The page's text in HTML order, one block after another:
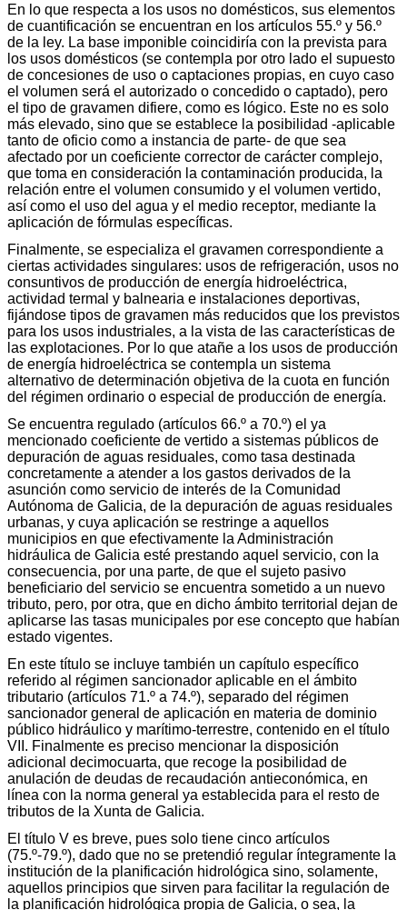
En lo que respecta a los usos no domésticos, sus elementos
de cuantificación se encuentran en los artículos 55.º y 56.º
de la ley. La base imponible coincidiría con la prevista para
los usos domésticos (se contempla por otro lado el supuesto
de concesiones de uso o captaciones propias, en cuyo caso
el volumen será el autorizado o concedido o captado), pero
el tipo de gravamen difiere, como es lógico. Este no es solo
más elevado, sino que se establece la posibilidad -aplicable
tanto de oficio como a instancia de parte- de que sea
afectado por un coeficiente corrector de carácter complejo,
que toma en consideración la contaminación producida, la
relación entre el volumen consumido y el volumen vertido,
así como el uso del agua y el medio receptor, mediante la
aplicación de fórmulas específicas.
Finalmente, se especializa el gravamen correspondiente a
ciertas actividades singulares: usos de refrigeración, usos no
consuntivos de producción de energía hidroeléctrica,
actividad termal y balnearia e instalaciones deportivas,
fijándose tipos de gravamen más reducidos que los previstos
para los usos industriales, a la vista de las características de
las explotaciones. Por lo que atañe a los usos de producción
de energía hidroeléctrica se contempla un sistema
alternativo de determinación objetiva de la cuota en función
del régimen ordinario o especial de producción de energía.
Se encuentra regulado (artículos 66.º a 70.º) el ya
mencionado coeficiente de vertido a sistemas públicos de
depuración de aguas residuales, como tasa destinada
concretamente a atender a los gastos derivados de la
asunción como servicio de interés de la Comunidad
Autónoma de Galicia, de la depuración de aguas residuales
urbanas, y cuya aplicación se restringe a aquellos
municipios en que efectivamente la Administración
hidráulica de Galicia esté prestando aquel servicio, con la
consecuencia, por una parte, de que el sujeto pasivo
beneficiario del servicio se encuentra sometido a un nuevo
tributo, pero, por otra, que en dicho ámbito territorial dejan de
aplicarse las tasas municipales por ese concepto que habían
estado vigentes.
En este título se incluye también un capítulo específico
referido al régimen sancionador aplicable en el ámbito
tributario (artículos 71.º a 74.º), separado del régimen
sancionador general de aplicación en materia de dominio
público hidráulico y marítimo-terrestre, contenido en el título
VII. Finalmente es preciso mencionar la disposición
adicional decimocuarta, que recoge la posibilidad de
anulación de deudas de recaudación antieconómica, en
línea con la norma general ya establecida para el resto de
tributos de la Xunta de Galicia.
El título V es breve, pues solo tiene cinco artículos
(75.º-79.º), dado que no se pretendió regular íntegramente la
institución de la planificación hidrológica sino, solamente,
aquellos principios que sirven para facilitar la regulación de
la planificación hidrológica propia de Galicia, o sea, la